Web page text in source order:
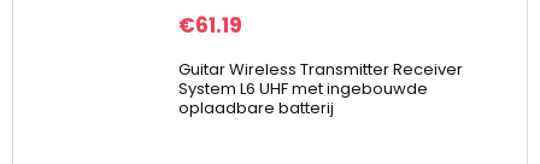
€61.19
Guitar Wireless Transmitter Receiver
System L6 UHF met ingebouwde
oplaadbare batterij